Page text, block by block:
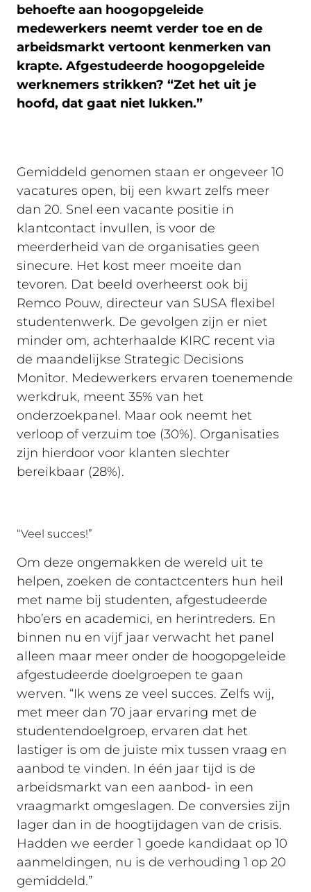
behoefte aan hoogopgeleide
medewerkers neemt verder toe en de
arbeidsmarkt vertoont kenmerken van
krapte. Afgestudeerde hoogopgeleide
werknemers strikken? “Zet het uit je
hoofd, dat gaat niet lukken.”
Gemiddeld genomen staan er ongeveer 10
vacatures open, bij een kwart zelfs meer
dan 20. Snel een vacante positie in
klantcontact invullen, is voor de
meerderheid van de organisaties geen
sinecure. Het kost meer moeite dan
tevoren. Dat beeld overheerst ook bij
Remco Pouw, directeur van SUSA flexibel
studentenwerk. De gevolgen zijn er niet
minder om, achterhaalde KIRC recent via
de maandelijkse Strategic Decisions
Monitor. Medewerkers ervaren toenemende
werkdruk, meent 35% van het
onderzoekpanel. Maar ook neemt het
verloop of verzuim toe (30%). Organisaties
zijn hierdoor voor klanten slechter
bereikbaar (28%).
“Veel succes!”
Om deze ongemakken de wereld uit te
helpen, zoeken de contactcenters hun heil
met name bij studenten, afgestudeerde
hbo’ers en academici, en herintreders. En
binnen nu en vijf jaar verwacht het panel
alleen maar meer onder de hoogopgeleide
afgestudeerde doelgroepen te gaan
werven. “Ik wens ze veel succes. Zelfs wij,
met meer dan 70 jaar ervaring met de
studentendoelgroep, ervaren dat het
lastiger is om de juiste mix tussen vraag en
aanbod te vinden. In één jaar tijd is de
arbeidsmarkt van een aanbod- in een
vraagmarkt omgeslagen. De conversies zijn
lager dan in de hoogtijdagen van de crisis.
Hadden we eerder 1 goede kandidaat op 10
aanmeldingen, nu is de verhouding 1 op 20
gemiddeld.”